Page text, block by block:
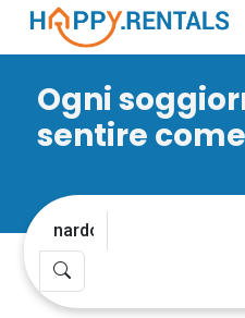
Ogni
sentire